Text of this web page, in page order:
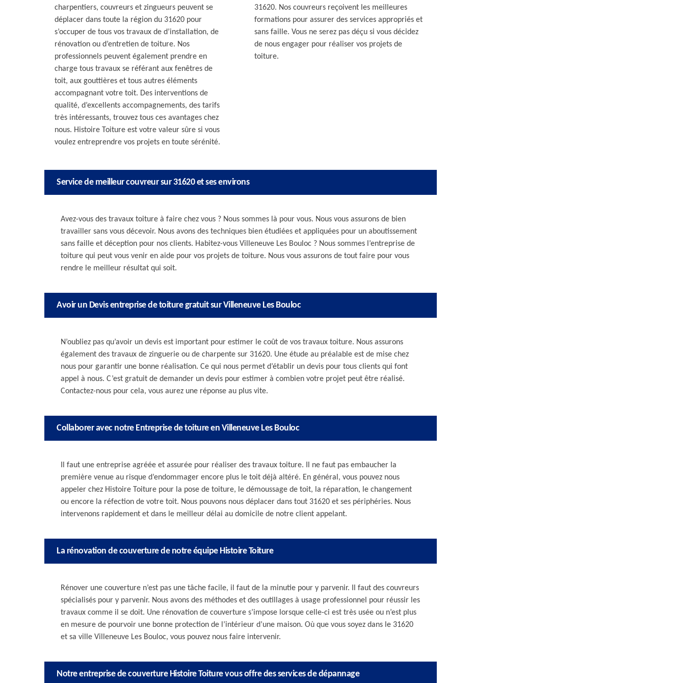
charpentiers, couvreurs et zingueurs peuvent se
déplacer dans toute la région du 31620 pour
s’occuper de tous vos travaux de d’installation, de
rénovation ou d’entretien de toiture. Nos
professionnels peuvent également prendre en
charge tous travaux se référant aux fenêtres de
toit, aux gouttières et tous autres éléments
accompagnant votre toit. Des interventions de
qualité, d’excellents accompagnements, des tarifs
très intéressants, trouvez tous ces avantages chez
nous. Histoire Toiture est votre valeur sûre si vous
voulez entreprendre vos projets en toute sérénité.
31620. Nos couvreurs reçoivent les meilleures
formations pour assurer des services appropriés et
sans faille. Vous ne serez pas déçu si vous décidez
de nous engager pour réaliser vos projets de
toiture.
Service de meilleur couvreur sur 31620 et ses environs
Avez-vous des travaux toiture à faire chez vous ? Nous sommes là pour vous. Nous vous assurons de bien
travailler sans vous décevoir. Nous avons des techniques bien étudiées et appliquées pour un aboutissement
sans faille et déception pour nos clients. Habitez-vous Villeneuve Les Bouloc ? Nous sommes l’entreprise de
toiture qui peut vous venir en aide pour vos projets de toiture. Nous vous assurons de tout faire pour vous
rendre le meilleur résultat qui soit.
Avoir un Devis entreprise de toiture gratuit sur Villeneuve Les Bouloc
N’oubliez pas qu’avoir un devis est important pour estimer le coût de vos travaux toiture. Nous assurons
également des travaux de zinguerie ou de charpente sur 31620. Une étude au préalable est de mise chez
nous pour garantir une bonne réalisation. Ce qui nous permet d’établir un devis pour tous clients qui font
appel à nous. C’est gratuit de demander un devis pour estimer à combien votre projet peut être réalisé.
Contactez-nous pour cela, vous aurez une réponse au plus vite.
Collaborer avec notre Entreprise de toiture en Villeneuve Les Bouloc
Il faut une entreprise agréée et assurée pour réaliser des travaux toiture. Il ne faut pas embaucher la
première venue au risque d’endommager encore plus le toit déjà altéré. En général, vous pouvez nous
appeler chez Histoire Toiture pour la pose de toiture, le démoussage de toit, la réparation, le changement
ou encore la réfection de votre toit. Nous pouvons nous déplacer dans tout 31620 et ses périphéries. Nous
intervenons rapidement et dans le meilleur délai au domicile de notre client appelant.
La rénovation de couverture de notre équipe Histoire Toiture
Rénover une couverture n’est pas une tâche facile, il faut de la minutie pour y parvenir. Il faut des couvreurs
spécialisés pour y parvenir. Nous avons des méthodes et des outillages à usage professionnel pour réussir les
travaux comme il se doit. Une rénovation de couverture s’impose lorsque celle-ci est très usée ou n’est plus
en mesure de pourvoir une bonne protection de l’intérieur d’une maison. Où que vous soyez dans le 31620
et sa ville Villeneuve Les Bouloc, vous pouvez nous faire intervenir.
Notre entreprise de couverture Histoire Toiture vous offre des services de dépannage